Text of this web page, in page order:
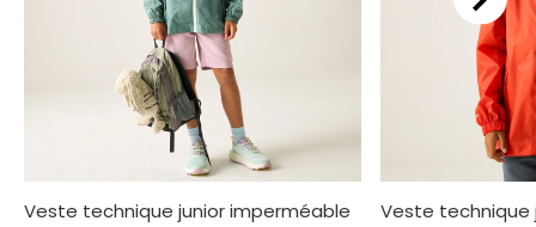
Veste technique junior imperméable
Veste technique